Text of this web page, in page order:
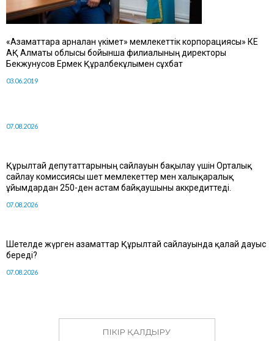
«Азаматтарға арналған үкімет» мемлекеттік корпорациясы» КЕ
АҚ Алматы облысы бойынша филиалының директоры
Бекжунусов Ермек Құралбекұлымен сұхбат
03.06.2019
07.08.2026
Құрылтай депутаттарының сайлауын бақылау үшін Орталық
сайлау комиссиясы шет мемлекеттер мен халықаралық
ұйымдардан 250-ден астам байқаушыны аккредиттеді.
07.08.2026
Шетелде жүрген азаматтар Құрылтай сайлауында қалай дауыс
береді?
07.08.2026
ПІКІР ҚАЛДЫРУ